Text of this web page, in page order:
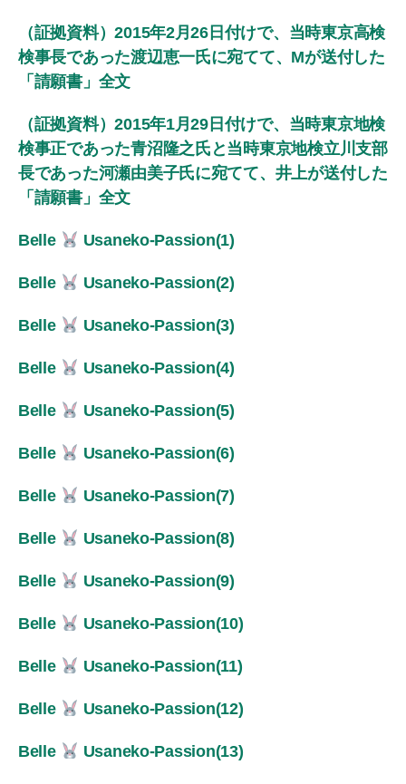
（証拠資料）2015年2月26日付けで、当時東京高検
検事長であった渡辺恵一氏に宛てて、Mが送付した
「請願書」全文
（証拠資料）2015年1月29日付けで、当時東京地検
検事正であった青沼隆之氏と当時東京地検立川支部
長であった河瀬由美子氏に宛てて、井上が送付した
「請願書」全文
Belle Usaneko-Passion(1)
Belle Usaneko-Passion(2)
Belle Usaneko-Passion(3)
Belle Usaneko-Passion(4)
Belle Usaneko-Passion(5)
Belle Usaneko-Passion(6)
Belle Usaneko-Passion(7)
Belle Usaneko-Passion(8)
Belle Usaneko-Passion(9)
Belle Usaneko-Passion(10)
Belle Usaneko-Passion(11)
Belle Usaneko-Passion(12)
Belle Usaneko-Passion(13)